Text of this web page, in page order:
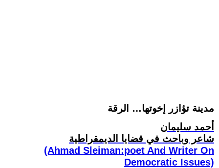
مدينة تؤازر إخوتها… الرقة
أحمد سليمان
شاعر وباحث في قضايا الديمقراطية
(Ahmad Sleiman:poet And Writer On
Democratic Issues)